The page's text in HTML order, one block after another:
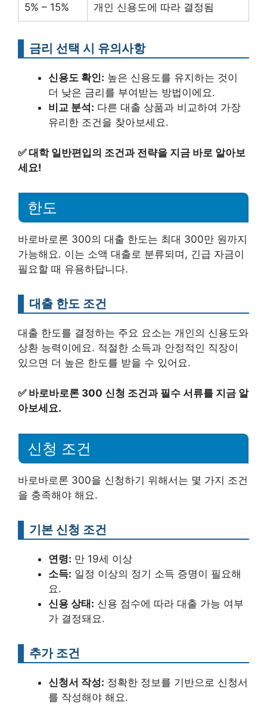
5% – 15% 개인 신용도에 따라 결정됨
금리 선택 시 유의사항
신용도 확인: 높은 신용도를 유지하는 것이
더 낮은 금리를 부여받는 방법이에요.
비교 분석: 다른 대출 상품과 비교하여 가장
유리한 조건을 찾아보세요.
✅대학 일반편입의 조건과 전략을 지금 바로 알아보
세요!
한도
바로바로론 300의 대출 한도는 최대 300만 원까지
가능해요. 이는 소액 대출로 분류되며, 긴급 자금이
필요할 때 유용하답니다.
대출 한도 조건
대출 한도를 결정하는 주요 요소는 개인의 신용도와
상환 능력이에요. 적절한 소득과 안정적인 직장이
있으면 더 높은 한도를 받을 수 있어요.
✅ 바로바로론 300 신청 조건과 필수 서류를 지금 알
아보세요.
신청 조건
바로바로론 300을 신청하기 위해서는 몇 가지 조건
을 충족해야 해요.
기본 신청 조건
연령: 만 19세 이상
소득: 일정 이상의 정기 소득 증명이 필요해
요.
신용 상태: 신용 점수에 따라 대출 가능 여부
가 결정돼요.
추가 조건
신청서 작성: 정확한 정보를 기반으로 신청서
를 작성해야 해요.